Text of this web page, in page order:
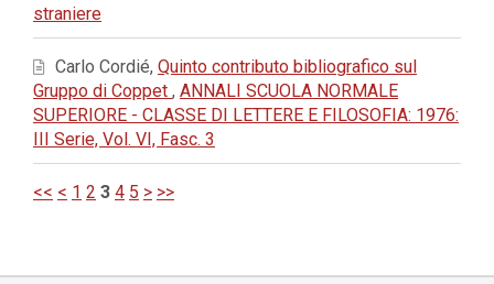
straniere
Carlo Cordié, Quinto contributo bibliografico sul
Gruppo di Coppet , ANNALI SCUOLA NORMALE
SUPERIORE - CLASSE DI LETTERE E FILOSOFIA: 1976:
III Serie, Vol. VI, Fasc. 3
<< < 1 2 3 4 5 > >>